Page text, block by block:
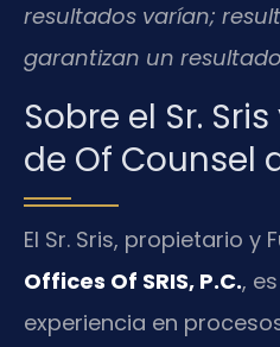
resultados varían;
garantizan un
Sobre el Sr.
de Of Counsel
El Sr. Sris, propietario y
Offices Of SRIS, P.C.,
experiencia en